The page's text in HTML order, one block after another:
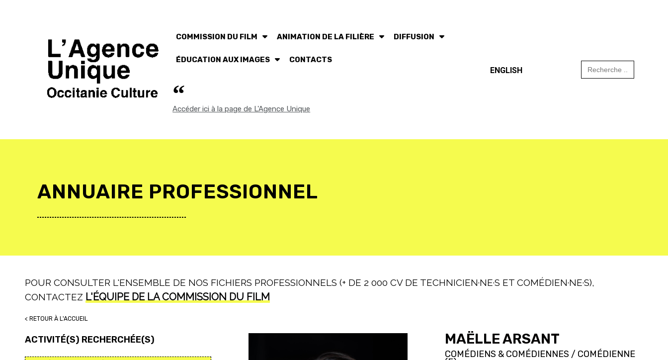
COMMISSION DU FILM ANIMATION DE LA FILIÈRE DIFFUSION
ÉDUCATION AUX IMAGES CONTACTS
Accéder ici à la page de L'Agence Unique
ENGLISH
Search
for:
ANNUAIRE PROFESSIONNEL
POUR CONSULTER L'ENSEMBLE DE NOS FICHIERS PROFESSIONNELS (+ DE 2 000 CV DE TECHNICIEN·NE·S ET COMÉDIEN·NE·S),
CONTACTEZ L'ÉQUIPE DE LA COMMISSION DU FILM
< RETOUR À L'ACCUEIL
ACTIVITÉ(S) RECHERCHÉE(S) MAËLLE ARSANT
COMÉDIENS & COMÉDIENNES / COMÉDIENNE